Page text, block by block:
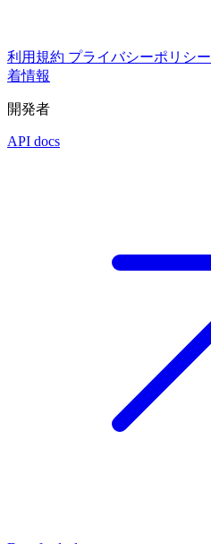
利用規約 プライバシーポリシー
着情報
開発者
API docs